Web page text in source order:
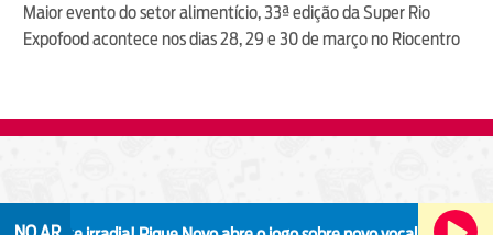
Maior evento do setor alimentício, 33ª edição da Super Rio
Expofood acontece nos dias 28, 29 e 30 de março no Riocentro